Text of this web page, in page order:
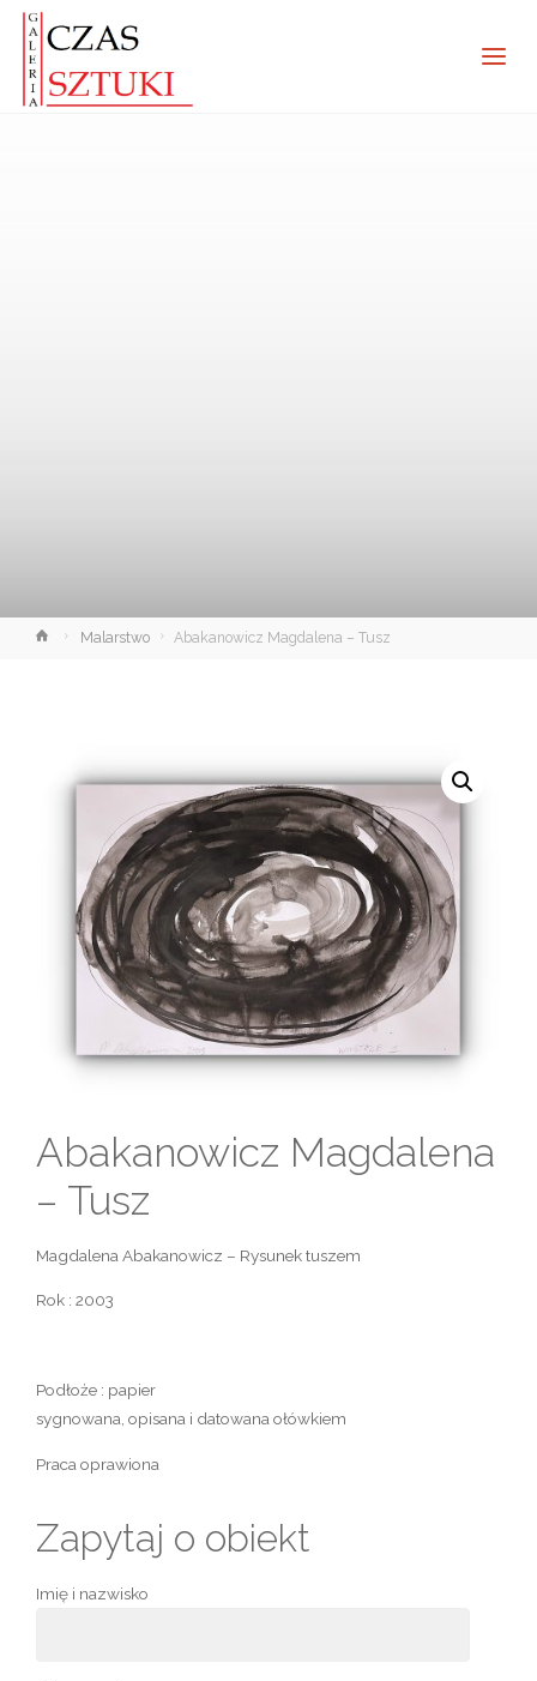
StronaMalarstwo Abakanowicz Magdalena – Tusz
Abakanowicz Magdalena
– Tusz
Magdalena Abakanowicz – Rysunek tuszem
Rok : 2003
Podłoże : papier
sygnowana, opisana i datowana ołówkiem
Praca oprawiona
Zapytaj o obiekt
Imię i nazwisko